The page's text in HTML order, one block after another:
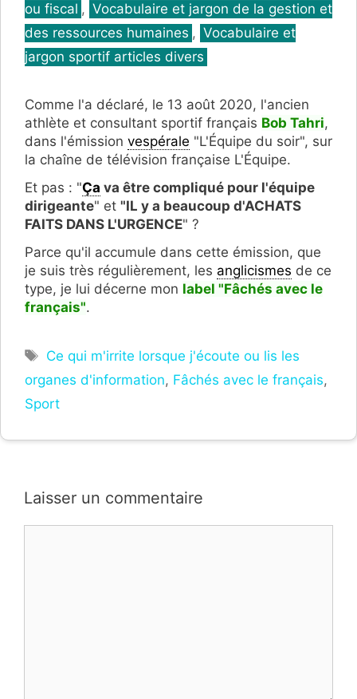
ou fiscal , Vocabulaire et jargon de la gestion et
des ressources humaines , Vocabulaire et
jargon sportif articles divers
Comme l'a déclaré, le 13 août 2020, l'ancien
athlète et consultant sportif français Bob Tahri,
dans l'émission vespérale "L'Équipe du soir", sur
la chaîne de télévision française L'Équipe.
Et pas : "Ça va être compliqué pour l'équipe
dirigeante" et "IL y a beaucoup d'ACHATS
FAITS DANS L'URGENCE" ?
Parce qu'il accumule dans cette émission, que
je suis très régulièrement, les anglicismes de ce
type, je lui décerne mon label "Fâchés avec le
français".
Étiquettes
Ce qui m'irrite lorsque j'écoute ou lis les
organes d'information, Fâchés avec le français,
Sport
Laisser un commentaire